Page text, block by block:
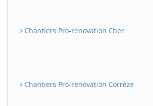
Chantiers Pro-renovation Cher
Chantiers Pro-renovation Corrèze